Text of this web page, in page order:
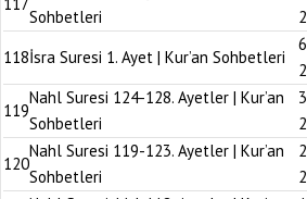
Sohbetleri
118İsra Suresi 1. Ayet | Kur’an Sohbetleri
119
Nahl Suresi 124-128. Ayetler | Kur’an
Sohbetleri
120
Nahl Suresi 119-123. Ayetler | Kur’an
Sohbetleri